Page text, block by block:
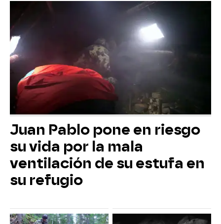
Juan Pablo pone en riesgo
su vida por la mala
ventilación de su estufa en
su refugio